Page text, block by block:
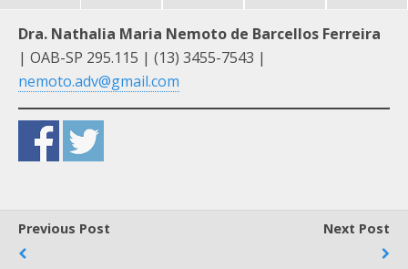
Dra. Nathalia Maria Nemoto de Barcellos Ferreira
| OAB-SP 295.115 | (13) 3455-7543 |
nemoto.adv@gmail.com
Previous Post Next Post